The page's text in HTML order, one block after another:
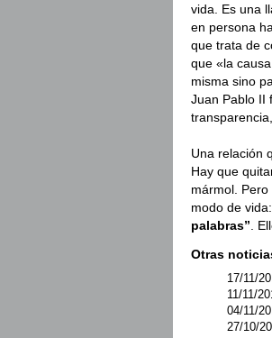
vida. Es una
en persona
que trata de
que «la
misma sino
Juan Pablo II
Una relación
Hay que
mármol.
modo de
palabras” .
Otras
17/11/
11/11/
04/11/
27/10/